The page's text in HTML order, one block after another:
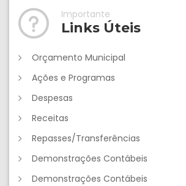
Importante
Links Úteis
Orçamento Municipal
Ações e Programas
Despesas
Receitas
Repasses/Transferências
Demonstrações Contábeis
Demonstrações Contábeis